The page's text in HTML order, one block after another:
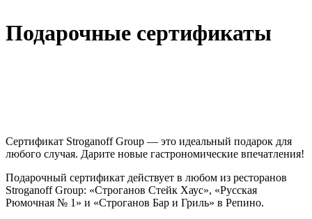
Подарочные сертификаты
Сертификат Stroganoff Group — это идеальный подарок для
любого случая. Дарите новые гастрономические впечатления!
Подарочный сертификат действует в любом из ресторанов
Stroganoff Group: «Строганов Стейк Хаус», «Русская
Рюмочная № 1» и «Строганов Бар и Гриль» в Репино.